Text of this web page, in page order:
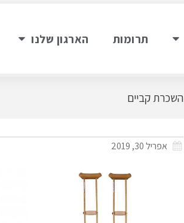
תרומות הארגון שלנו
השכרת קביים
אפריל 30, 2019